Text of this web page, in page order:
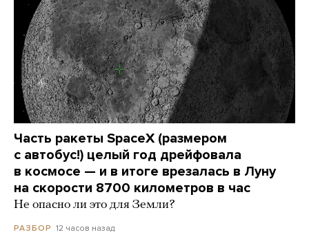
Часть ракеты SpaceX (размером
с автобус!) целый год дрейфовала
в космосе — и в итоге врезалась в Луну
на скорости 8700 километров в час
Не опасно ли это для Земли?
РАЗБОР 12 часов назад